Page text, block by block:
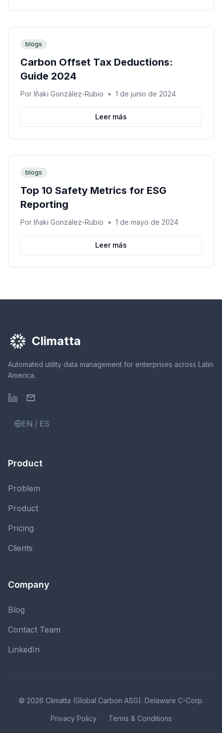
blogs
Carbon Offset Tax Deductions:
Guide 2024
Por Iñaki González-Rubio • 1 de junio de 2024
Leer más
blogs
Top 10 Safety Metrics for ESG
Reporting
Por Iñaki González-Rubio • 1 de mayo de 2024
Leer más
Climatta
Automated utility data management for enterprises across Latin
America.
EN / ES
Product
Problem
Product
Pricing
Clients
Company
Blog
Contact Team
LinkedIn
© 2026 Climatta (Global Carbon ASG). Delaware C-Corp.
Privacy Policy Terms & Conditions